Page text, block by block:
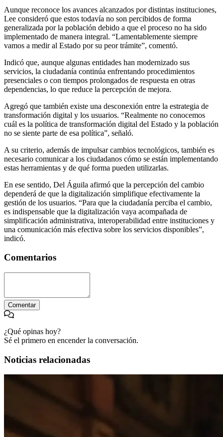
Aunque reconoce los avances alcanzados por distintas instituciones,
Lee consideró que estos todavía no son percibidos de forma
generalizada por la población debido a que el proceso no ha sido
implementado de manera integral. “Lamentablemente siempre
vamos a medir al Estado por su peor trámite”, comentó.
Indicó que, aunque algunas entidades han modernizado sus
servicios, la ciudadanía continúa enfrentando procedimientos
presenciales o con tiempos prolongados de respuesta en otras
dependencias, lo que reduce la percepción de mejora.
Agregó que también existe una desconexión entre la estrategia de
transformación digital y los usuarios. “Realmente no conocemos
cuál es la política de transformación digital del Estado y la población
no se siente parte de esa política”, señaló.
A su criterio, además de impulsar cambios tecnológicos, también es
necesario comunicar a los ciudadanos cómo se están implementando
estas herramientas y de qué forma pueden utilizarlas.
En ese sentido, Del Águila afirmó que la percepción del cambio
dependerá de que la digitalización simplifique efectivamente la
gestión de los usuarios. “Para que la ciudadanía perciba el cambio,
es indispensable que la digitalización vaya acompañada de
simplificación administrativa, interoperabilidad entre instituciones y
una comunicación más efectiva sobre los servicios disponibles”,
indicó.
Comentarios
Comentar
¿Qué opinas hoy?
Sé el primero en encender la conversación.
Noticias relacionadas